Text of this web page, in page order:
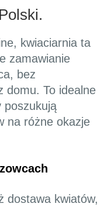
kwiaciarnia ta
zamawianie
bez
domu. To idealne
poszukują
na różne okazje
dostawa kwiatów,